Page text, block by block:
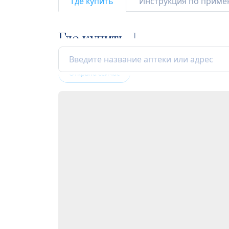
Где купить 1
Открыта сейчас